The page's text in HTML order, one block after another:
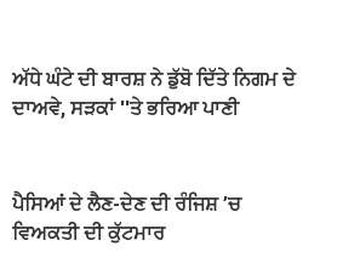
ਅੱਧੇ ਘੰਟੇ ਦੀ ਬਾਰਸ਼ ਨੇ ਡੁੱਬੋ ਦਿੱਤੇ ਨਿਗਮ ਦੇ
ਦਾਅਵੇ, ਸੜਕਾਂ ''ਤੇ ਭਰਿਆ ਪਾਣੀ
ਪੈਸਿਆਂ ਦੇ ਲੈਣ-ਦੇਣ ਦੀ ਰੰਜਿਸ਼ ’ਚ
ਵਿਅਕਤੀ ਦੀ ਕੁੱਟਮਾਰ